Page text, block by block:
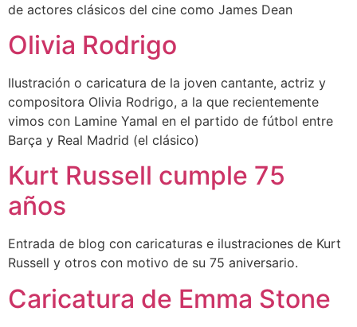
de actores clásicos del cine como James Dean
Olivia Rodrigo
Ilustración o caricatura de la joven cantante, actriz y
compositora Olivia Rodrigo, a la que recientemente
vimos con Lamine Yamal en el partido de fútbol entre
Barça y Real Madrid (el clásico)
Kurt Russell cumple 75
años
Entrada de blog con caricaturas e ilustraciones de Kurt
Russell y otros con motivo de su 75 aniversario.
Caricatura de Emma Stone